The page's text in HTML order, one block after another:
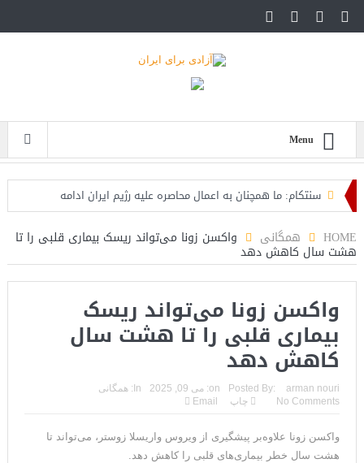
Menu
سنتکام: ما همچنان به اعمال محاصره علیه رژیم ایران ادامه
اسرائیل: حزب‌الله توافق آتش‌بس را نقض کرده، اقدام قاطعانه‌ای
در راه است
حمله دوباره حوثی‌ها به عربستان؛ سپاه: هیچ توافقی را نهایی
نخواهیم کرد+تحلیل
ترامپ: سرمایه‌گذاران دریافته‌اند که آمریکا در حال پیروزی است
مذاکرات تنگه هرمز به نتیجه نرسید؛ سپاه جنگ را برگزید/بازگشت دو
ناو هواپیمابر
HOME همگانی واکسن زونا می‌تواند ریسک بیماری قلبی را تا
هشت سال کاهش دهد
واکسن زونا می‌تواند ریسک
بیماری قلبی را تا هشت سال
کاهش دهد
Posted By: arman nouri
on: می 09, 2025 In:
همگانی
No Comments
چاپ Email
واکسن زونا علاوه‌بر پیشگیری از ویروس واریسلا زوستر، می‌تواند تا
هشت سال خطر بیماری‌های قلبی را کاهش دهد.